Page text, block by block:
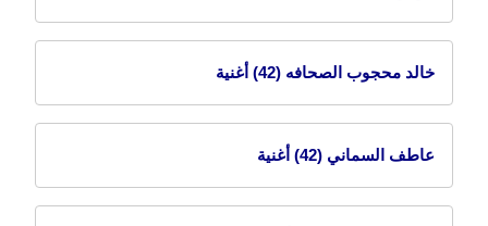
خالد محجوب الصحافه (42) أغنية
عاطف السماني (42) أغنية